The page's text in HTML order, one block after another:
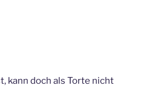
kann doch als Torte nicht